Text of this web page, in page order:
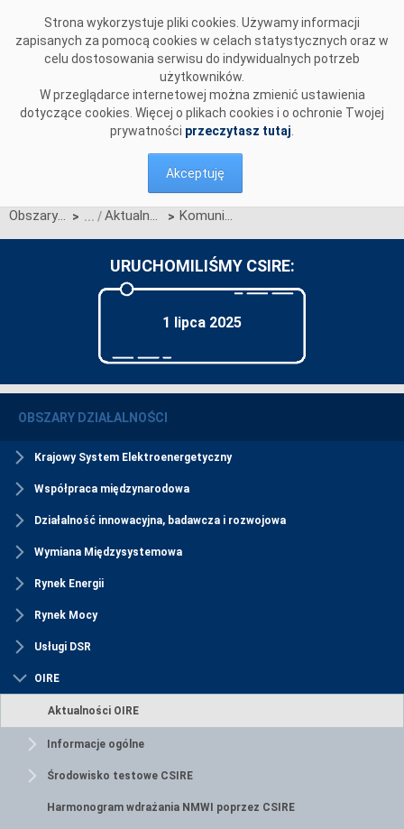
Strona wykorzystuje pliki cookies. Używamy informacji
zapisanych za pomocą cookies w celach statystycznych oraz w
celu dostosowania serwisu do indywidualnych potrzeb
użytkowników.
W przeglądarce internetowej można zmienić ustawienia
dotyczące cookies. Więcej o plikach cookies i o ochronie Twojej
prywatności przeczytasz tutaj
Akceptuję
Obszary działalności > Aktualności OIRE > Komunikat OIRE dotyczący publikacji Scenariuszy Testów Certyfikacji (STC) w wersji zaimplementowanej w Systemie Certyfikacji CSIRE
URUCHOMILIŚMY CSIRE:
1 lipca 2025
OBSZARY DZIAŁALNOŚCI
Krajowy System Elektroenergetyczny
Współpraca międzynarodowa
Działalność innowacyjna, badawcza i rozwojowa
Wymiana Międzysystemowa
Rynek Energii
Rynek Mocy
Usługi DSR
OIRE
Aktualności OIRE
Informacje ogólne
Środowisko testowe CSIRE
Harmonogram wdrażania NMWI poprzez CSIRE